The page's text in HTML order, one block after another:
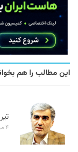
این مطالب را هم
تیر ۱۴۰۵ در یک نگاه
۴ مرداد ۱۴۰۵